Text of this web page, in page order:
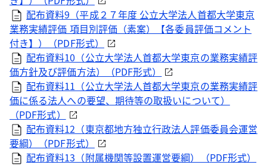
配布資料9（平成２７年度 公立大学法人首都大学東京
業務実績評価 項目別評価（素案）【各委員評価コメント
付き】）（PDF形式）
配布資料10（公立大学法人首都大学東京の業務実績評
価方針及び評価方法）（PDF形式）
配布資料11（公立大学法人首都大学東京の業務実績評
価に係る法人への要望、期待等の取扱いについて）
（PDF形式）
配布資料12（東京都地方独立行政法人評価委員会運営
要綱）（PDF形式）
配布資料13（附属機関等設置運営要綱）（PDF形式）